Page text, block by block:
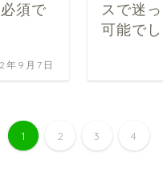
須で
年9月7日
スで迷
可能で
1 2 3 4